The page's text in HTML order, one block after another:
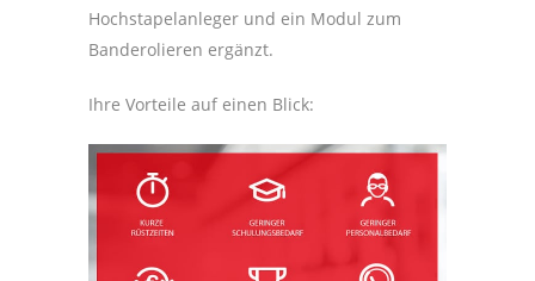
Hochstapelanleger und ein Modul zum
Banderolieren ergänzt.
Ihre Vorteile auf einen Blick: